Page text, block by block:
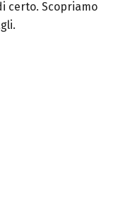
certo. Scopriamo